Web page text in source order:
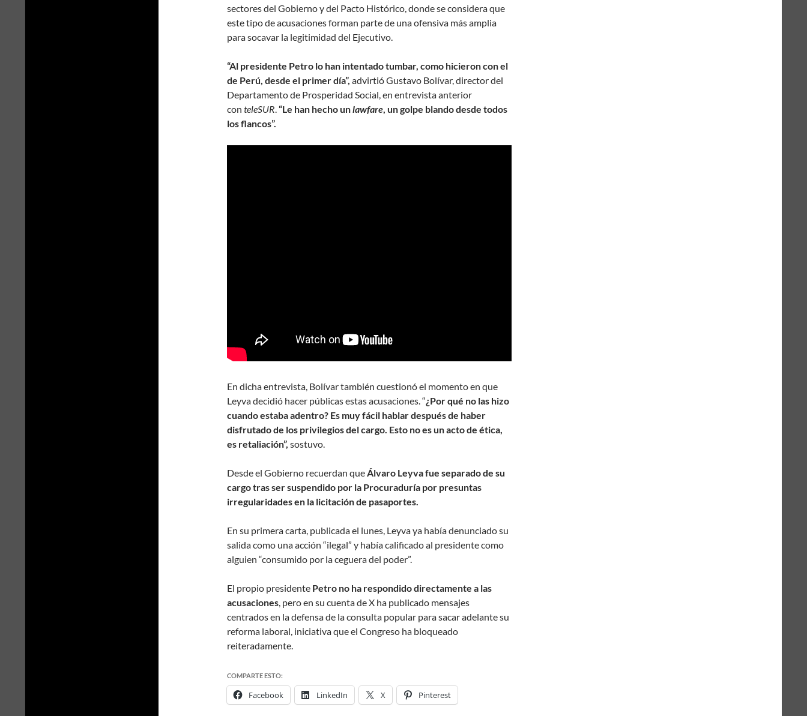
sectores del Gobierno y del Pacto Histórico, donde se considera que
este tipo de acusaciones forman parte de una ofensiva más amplia
para socavar la legitimidad del Ejecutivo.
“Al presidente Petro lo han intentado tumbar, como hicieron con el
de Perú, desde el primer día”, advirtió Gustavo Bolívar, director del
Departamento de Prosperidad Social, en entrevista anterior
con teleSUR “Le han hecho unlawfare , un golpe blando desde todos
los flancos”.
En dicha entrevista, Bolívar también cuestionó el momento en que
Leyva decidió hacer públicas estas acusaciones. “¿Por qué no las hizo
cuando estaba adentro? Es muy fácil hablar después de haber
disfrutado de los privilegios del cargo. Esto no es un acto de ética,
es retaliación”, sostuvo.
Desde el Gobierno recuerdan que Álvaro Leyva fue separado de su
cargo tras ser suspendido por la Procuraduría por presuntas
irregularidades en la licitación de pasaportes.
En su primera carta, publicada el lunes, Leyva ya había denunciado su
salida como una acción “ilegal” y había calificado al presidente como
alguien “consumido por la ceguera del poder”.
El propio presidente Petro no ha respondido directamente a las
acusaciones , pero en su cuenta de X ha publicado mensajes
centrados en la defensa de la consulta popular para sacar adelante su
reforma laboral, iniciativa que el Congreso ha bloqueado
reiteradamente.
COMPARTE ESTO:
Facebook LinkedIn X Pinterest